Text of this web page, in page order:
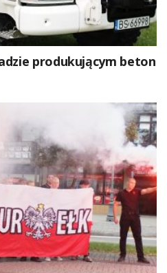
produkującym beton